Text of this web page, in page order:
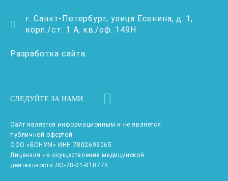
СЛЕДУЙТЕ ЗА НАМИ:
Сайт является информационным и не является
публичной офертой
ООО «БОНУМ» ИНН 7802699065
Лицензия на осуществление медицинской
деятельности ЛО-78-01-010775
г. Санкт-Петербург, улица Есенина, д. 1,
корп./ст. 1 А, кв./оф. 149Н
Разработка сайта